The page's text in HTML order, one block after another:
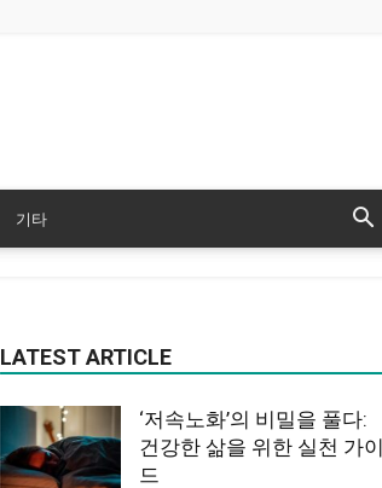
기타
LATEST ARTICLE
‘저속노화’의 비밀을 풀다:
건강한 삶을 위한 실천 가이
드